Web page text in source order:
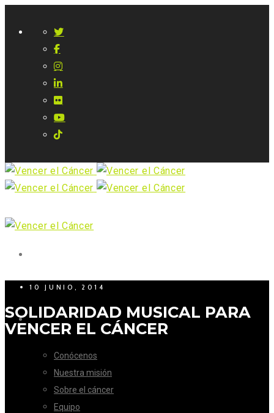
LA FUNDACIÓN
Conócenos
Nuestra misión
Sobre el cáncer
Equipo
10 JUNIO, 2014
SOLIDARIDAD MUSICAL PARA
VENCER EL CÁNCER